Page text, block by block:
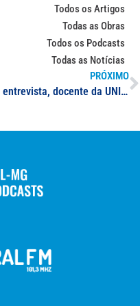
Todos os Artigos
Todas as Obras
Todos os Podcasts
Todas as Notícias
PRÓXIMO
Em entrevista, docente da UNIFAL-MG fala sobre vacinação contra Covid-19 para adolescentes